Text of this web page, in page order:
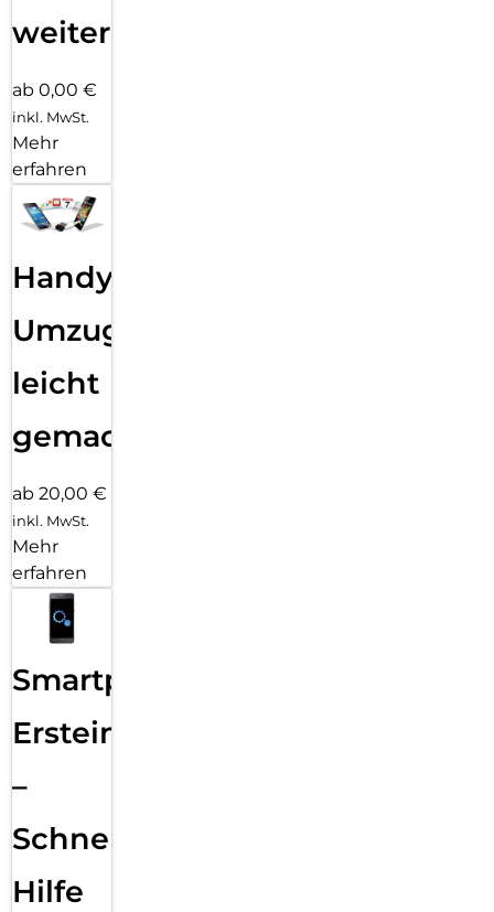
weiter
ab 0,00 €
inkl. MwSt.
Mehr
erfahren
Handy
Umzug
leicht
gemacht!
ab 20,00 €
inkl. MwSt.
Mehr
erfahren
Smartphone
Ersteinrichtung
–
Schnelle
Hilfe